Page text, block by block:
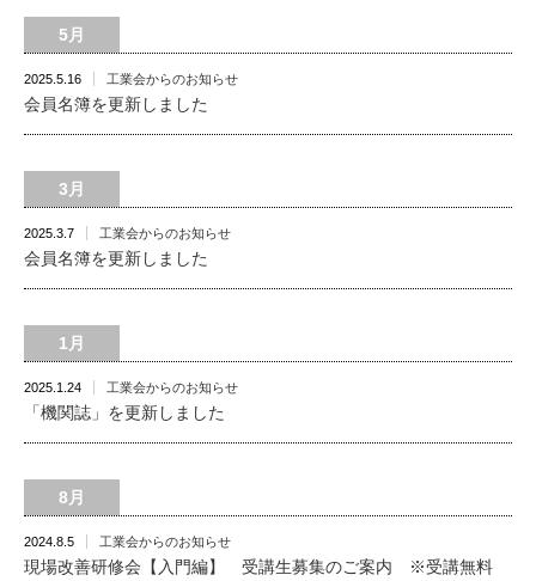
5月
2025.5.16 工業会からのお知らせ
会員名簿を更新しました
3月
2025.3.7 工業会からのお知らせ
会員名簿を更新しました
1月
2025.1.24 工業会からのお知らせ
「機関誌」を更新しました
8月
2024.8.5 工業会からのお知らせ
現場改善研修会【入門編】 受講生募集のご案内 ※受講無料